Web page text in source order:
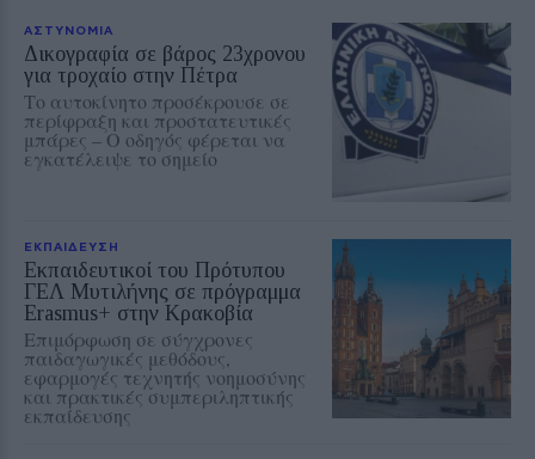
ΑΣΤΥΝΟΜΙΑ
Δικογραφία σε βάρος 23χρονου
για τροχαίο στην Πέτρα
Το αυτοκίνητο προσέκρουσε σε
περίφραξη και προστατευτικές
μπάρες – Ο οδηγός φέρεται να
εγκατέλειψε το σημείο
ΕΚΠΑΙΔΕΥΣΗ
Εκπαιδευτικοί του Πρότυπου
ΓΕΛ Μυτιλήνης σε πρόγραμμα
Erasmus+ στην Κρακοβία
Επιμόρφωση σε σύγχρονες
παιδαγωγικές μεθόδους,
εφαρμογές τεχνητής νοημοσύνης
και πρακτικές συμπεριληπτικής
εκπαίδευσης